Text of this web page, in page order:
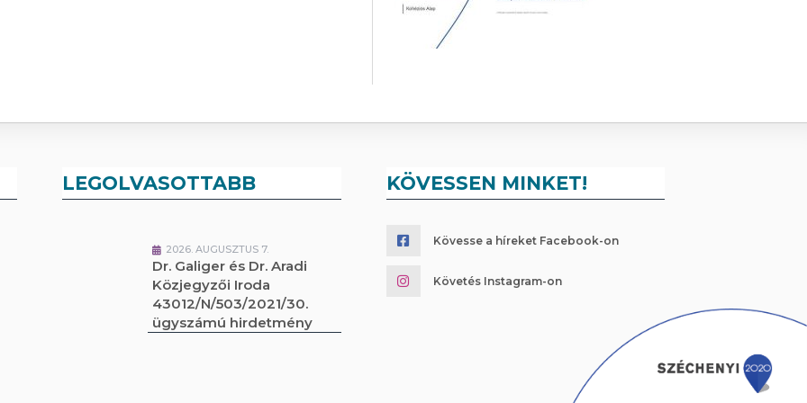
LEGOLVASOTTABB
2026. AUGUSZTUS 7.
Dr. Galiger és Dr. Aradi
Közjegyzői Iroda
43012/N/503/2021/30.
ügyszámú hirdetmény
KÖVESSEN MINKET!
Kövesse a híreket Facebook-on
Követés Instagram-on